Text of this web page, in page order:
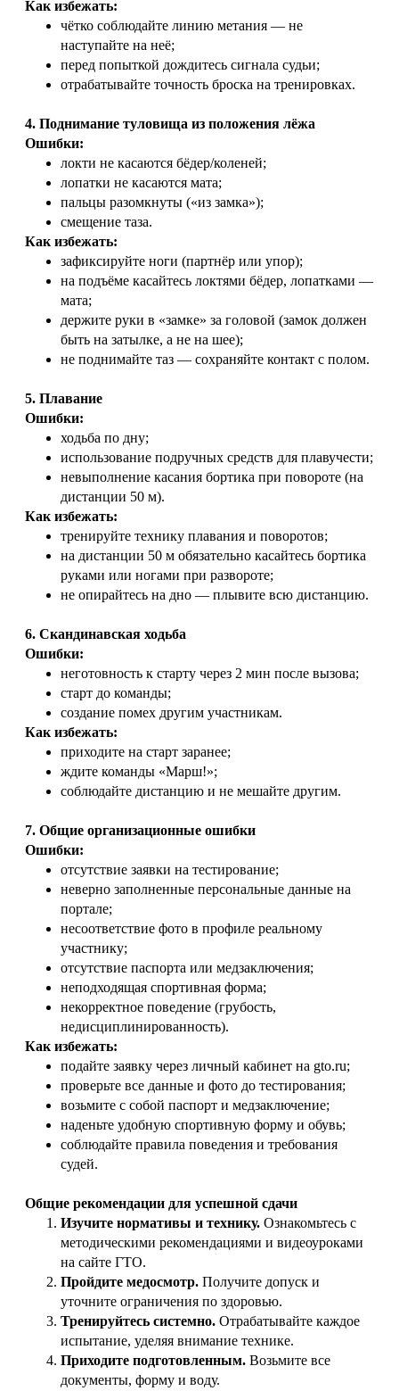
Как избежать:
чётко соблюдайте линию метания — не
наступайте на неё;
перед попыткой дождитесь сигнала судьи;
отрабатывайте точность броска на тренировках.
4. Поднимание туловища из положения лёжа
Ошибки:
локти не касаются бёдер/коленей;
лопатки не касаются мата;
пальцы разомкнуты («из замка»);
смещение таза.
Как избежать:
зафиксируйте ноги (партнёр или упор);
на подъёме касайтесь локтями бёдер, лопатками —
мата;
держите руки в «замке» за головой (замок должен
быть на затылке, а не на шее);
не поднимайте таз — сохраняйте контакт с полом.
5. Плавание
Ошибки:
ходьба по дну;
использование подручных средств для плавучести;
невыполнение касания бортика при повороте (на
дистанции 50 м).
Как избежать:
тренируйте технику плавания и поворотов;
на дистанции 50 м обязательно касайтесь бортика
руками или ногами при развороте;
не опирайтесь на дно — плывите всю дистанцию.
6. Скандинавская ходьба
Ошибки:
неготовность к старту через 2 мин после вызова;
старт до команды;
создание помех другим участникам.
Как избежать:
приходите на старт заранее;
ждите команды «Марш!»;
соблюдайте дистанцию и не мешайте другим.
7. Общие организационные ошибки
Ошибки:
отсутствие заявки на тестирование;
неверно заполненные персональные данные на
портале;
несоответствие фото в профиле реальному
участнику;
отсутствие паспорта или медзаключения;
неподходящая спортивная форма;
некорректное поведение (грубость,
недисциплинированность).
Как избежать:
подайте заявку через личный кабинет на gto.ru;
проверьте все данные и фото до тестирования;
возьмите с собой паспорт и медзаключение;
наденьте удобную спортивную форму и обувь;
соблюдайте правила поведения и требования
судей.
Общие рекомендации для успешной сдачи
Изучите нормативы и технику. Ознакомьтесь с
методическими рекомендациями и видеоуроками
на сайте ГТО.
Пройдите медосмотр. Получите допуск и
уточните ограничения по здоровью.
Тренируйтесь системно. Отрабатывайте каждое
испытание, уделяя внимание технике.
Приходите подготовленным. Возьмите все
документы, форму и воду.